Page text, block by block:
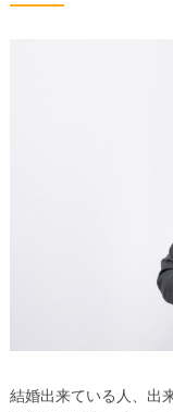
結婚出来ている人、出